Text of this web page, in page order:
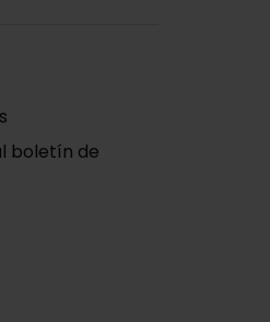
boletín de